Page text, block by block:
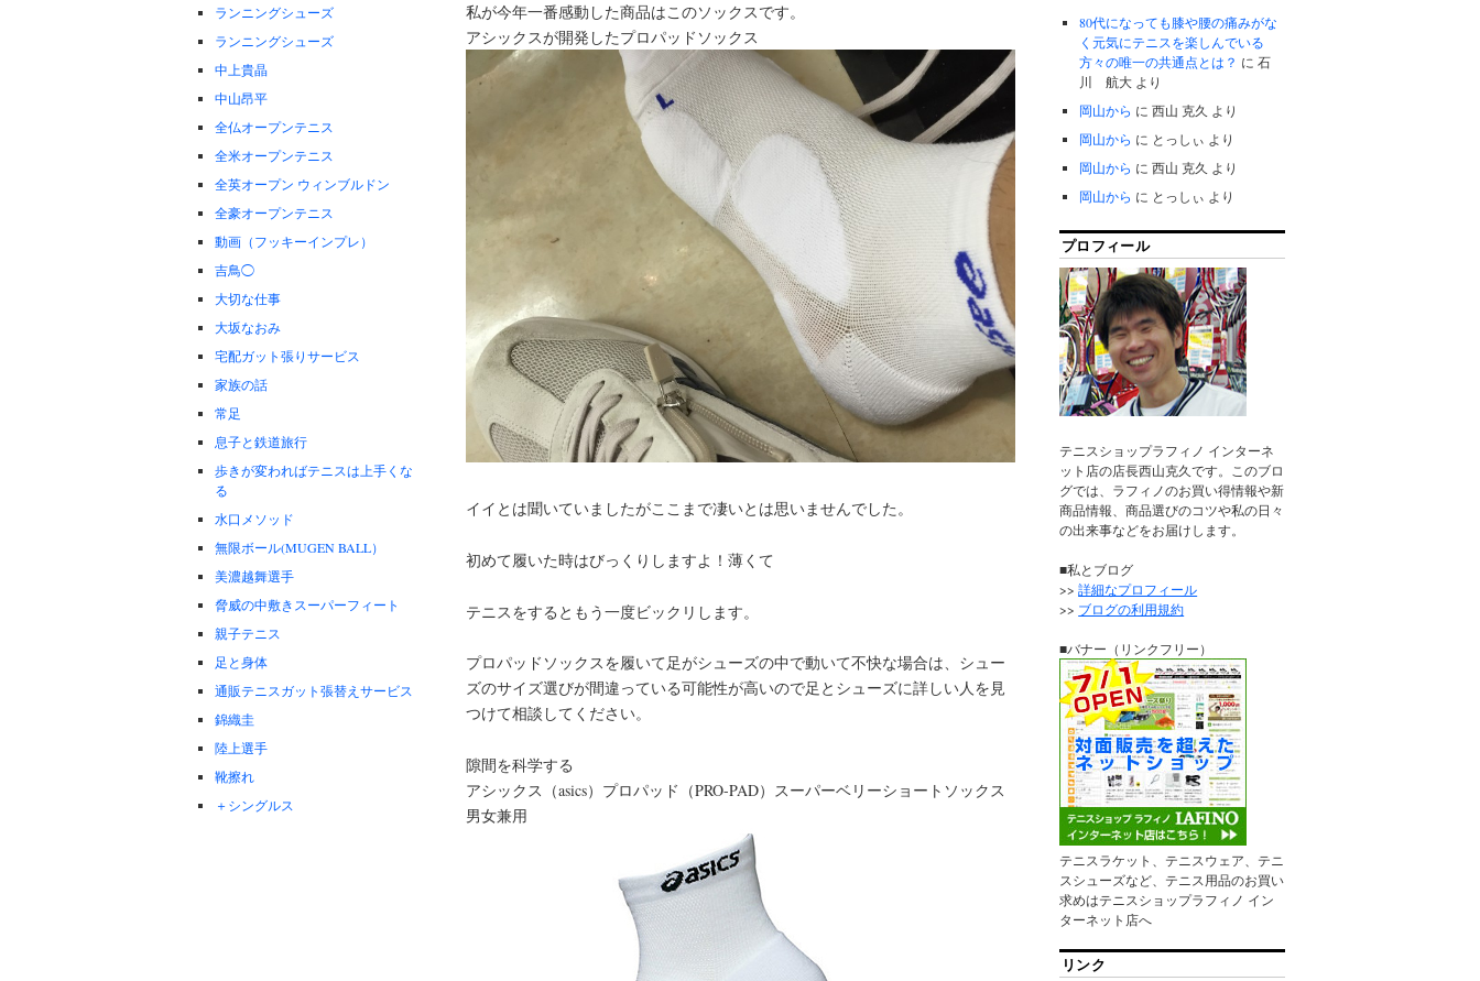
私が今年一番感動した商品はこのソックスです。
アシックスが開発したプロパッドソックス
イイとは聞いていましたがここまで凄いとは思いませんでした。
初めて履いた時はびっくりしますよ！薄くて
テニスをするともう一度ビックリします。
プロパッドソックスを履いて足がシューズの中で動いて不快な場合は、シュー
ズのサイズ選びが間違っている可能性が高いので足とシューズに詳しい人を見
つけて相談してください。
隙間を科学する
アシックス（asics）プロパッド（PRO-PAD）スーパーベリーショートソックス
男女兼用
ランニングシューズ
ランニングシューズ
中上貴晶
中山昂平
全仏オープンテニス
全米オープンテニス
全英オープン ウィンブルドン
全豪オープンテニス
動画（フッキーインプレ）
吉鳥◯
大切な仕事
大坂なおみ
宅配ガット張りサービス
家族の話
常足
息子と鉄道旅行
歩きが変わればテニスは上手くな
る
水口メソッド
無限ボール(MUGEN BALL）
美濃越舞選手
脅威の中敷きスーパーフィート
親子テニス
足と身体
通販テニスガット張替えサービス
錦織圭
陸上選手
靴擦れ
＋シングルス
80代になっても膝や腰の痛みがな
く元気にテニスを楽しんでいる
方々の唯一の共通点とは？ に石
川 航大 より
岡山から に西山 克久 より
岡山から に とっしぃ より
岡山から に西山 克久 より
岡山から に とっしぃ より
プロフィール
テニスショップラフィノ インターネ
ット店の店長西山克久です。このブロ
グでは、ラフィノのお買い得情報や新
商品情報、商品選びのコツや私の日々
の出来事などをお届けします。
■私とブログ
>>詳細なプロフィール
>> ブログの利用規約
■バナー（リンクフリー）
テニスラケット、テニスウェア、テニ
スシューズなど、テニス用品のお買い
求めはテニスショップラフィノ イン
ターネット店へ
リンク